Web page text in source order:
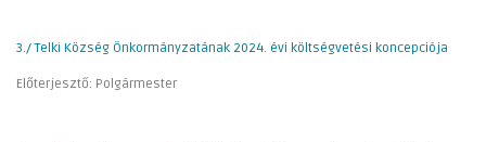
3./ Telki Község Önkormányzatának 2024. évi költségvetési koncepciója
Előterjesztő: Polgármester